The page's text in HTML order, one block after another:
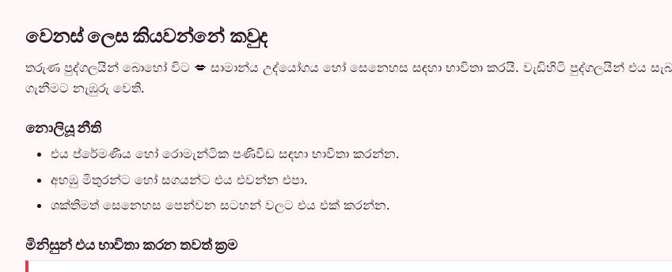
වෙනස් ලෙස කියවන්නේ කවුද
තරුණ පුද්ගලයින් බොහෝ විට 💋 සාමාන්ය උද්යෝගය හෝ සෙනෙහස සඳහා භාවිතා කරයි. වැඩිහිටි පුද්ගලයින් එය
ගැනීමට නැඹුරු වෙති.
නොලියූ නීති
එය ප්රේමණීය හෝ රොමැන්ටික පණිවිඩ සඳහා භාවිතා කරන්න.
අහඹු මිතුරන්ට හෝ සගයන්ට එය එවන්න එපා.
ශක්තිමත් සෙනෙහස පෙන්වන සටහන් වලට එය එක් කරන්න.
මිනිසුන් එය භාවිතා කරන තවත් ක්‍රම